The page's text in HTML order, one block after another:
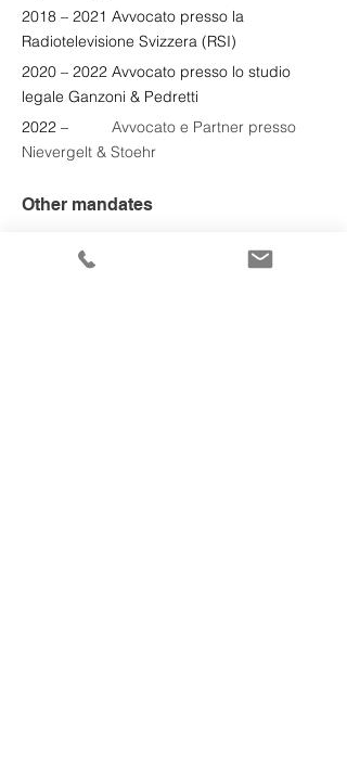
2018 – 2021 Avvocato presso la
Radiotelevisione Svizzera (RSI)
2020 – 2022 Avvocato presso lo studio
legale Ganzoni & Pedretti
2022 –
Avvocato e Partner presso
Nievergelt & Stoehr
Other mandates
– Presidente Giudicatura di